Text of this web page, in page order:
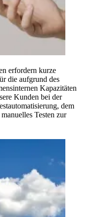
erfordern kurze
die aufgrund des
Kapazitäten
Kunden bei der
dem
Testen zur